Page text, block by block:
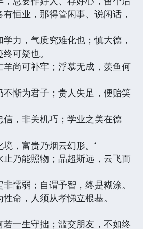
恒业，那得管闲事、说闲话，
力，气质究难化也；慎大德，
可疑也。
尚可补牢；浮慕无成，羡鱼何
惭为君子；贵人失足，便贻笑
，非关机巧；学业之美在德
，富贵乃烟云幻形。‘
乃能照物；品超斯远，云飞而
懦弱；自谓予智，终是糊涂。
命，人须从孝悌立根基。
一生守拙；滥交朋友，不如终